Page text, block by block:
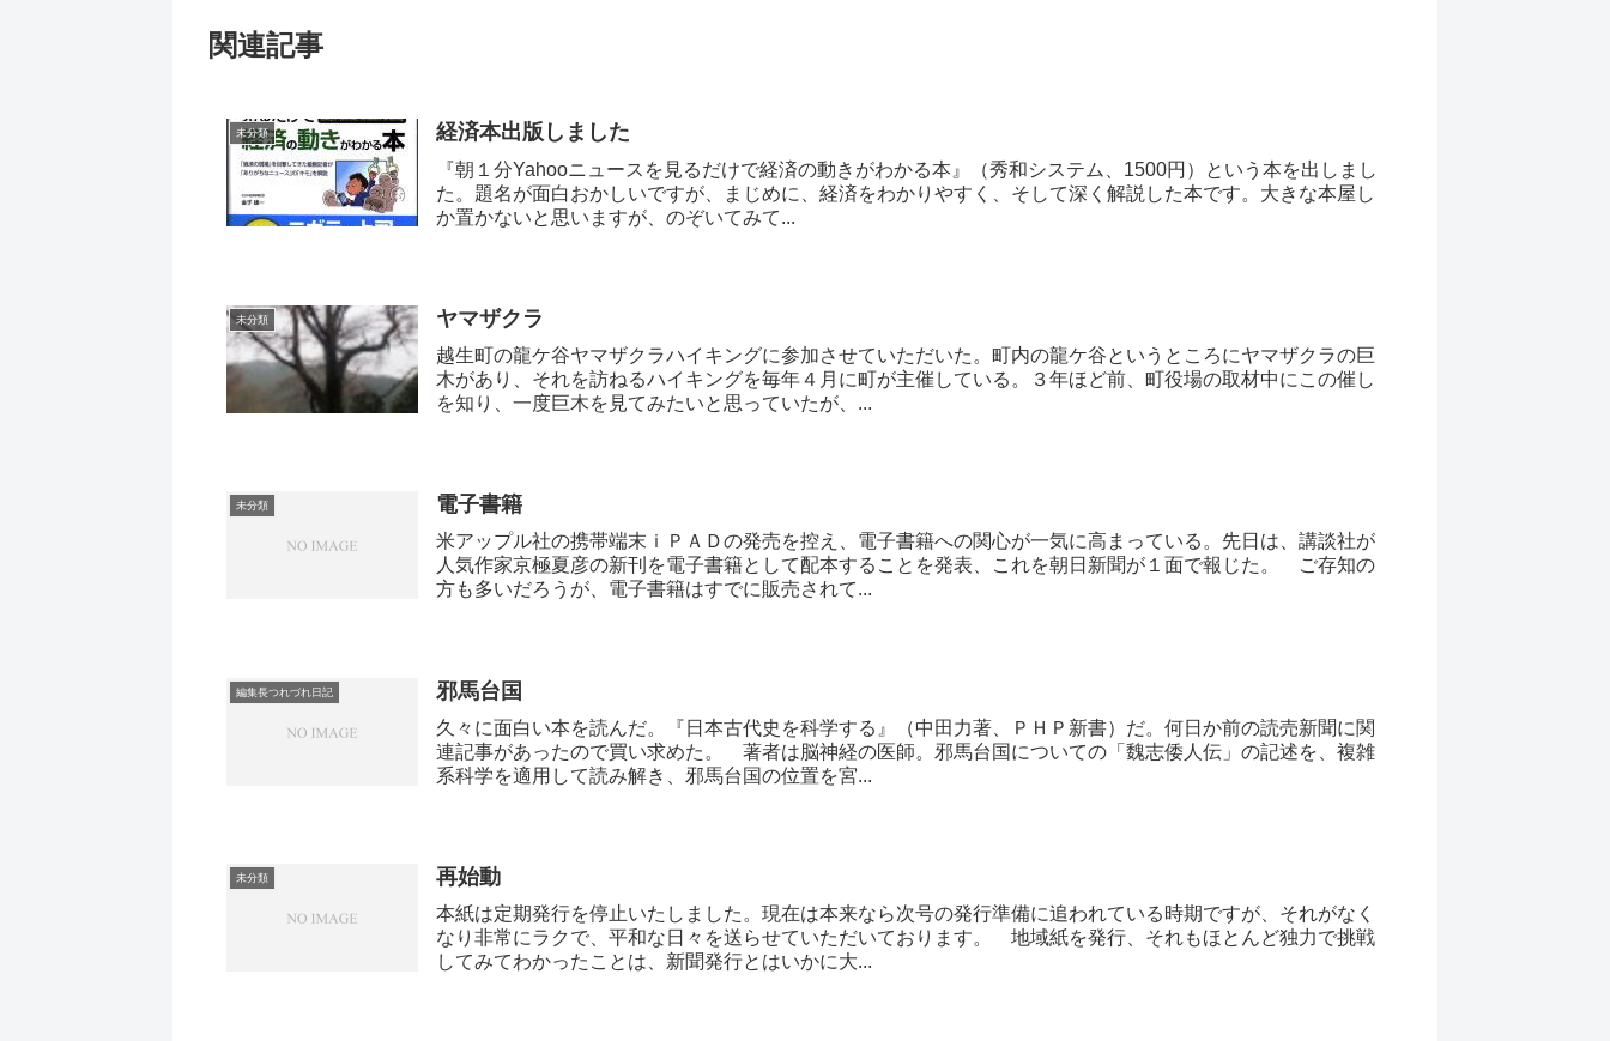
関連記事
未分類 経済本出版しました
『朝１分Yahooニュースを見るだけで経済の動きがわかる本』（秀和システム、1500円）という本を出しまし
た。題名が面白おかしいですが、まじめに、経済をわかりやすく、そして深く解説した本です。大きな本屋し
か置かないと思いますが、のぞいてみて...
未分類 ヤマザクラ
越生町の龍ケ谷ヤマザクラハイキングに参加させていただいた。町内の龍ケ谷というところにヤマザクラの巨
木があり、それを訪ねるハイキングを毎年４月に町が主催している。３年ほど前、町役場の取材中にこの催し
を知り、一度巨木を見てみたいと思っていたが、...
未分類 電子書籍
米アップル社の携帯端末ｉＰＡＤの発売を控え、電子書籍への関心が一気に高まっている。先日は、講談社が
人気作家京極夏彦の新刊を電子書籍として配本することを発表、これを朝日新聞が１面で報じた。 ご存知の
方も多いだろうが、電子書籍はすでに販売されて...
編集長つれづれ日記 邪馬台国
久々に面白い本を読んだ。『日本古代史を科学する』（中田力著、ＰＨＰ新書）だ。何日か前の読売新聞に関
連記事があったので買い求めた。 著者は脳神経の医師。邪馬台国についての「魏志倭人伝」の記述を、複雑
系科学を適用して読み解き、邪馬台国の位置を宮...
未分類 再始動
本紙は定期発行を停止いたしました。現在は本来なら次号の発行準備に追われている時期ですが、それがなく
なり非常にラクで、平和な日々を送らせていただいております。 地域紙を発行、それもほとんど独力で挑戦
してみてわかったことは、新聞発行とはいかに大...